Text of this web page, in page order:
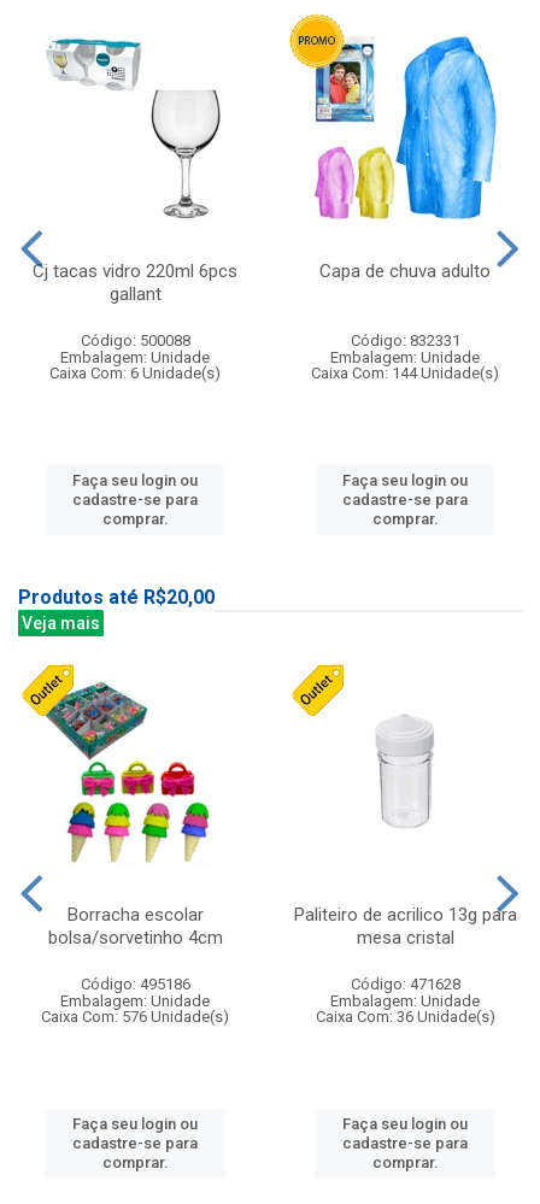
Cj tacas vidro 220ml 6pcs
gallant
Código: 500088
Embalagem: Unidade
Caixa Com: 6 Unidade(s)
Faça seu login ou
cadastre-se para
comprar.
Capa de chuva adulto
Código: 832331
Embalagem: Unidade
Caixa Com: 144 Unidade(s)
Faça seu login ou
cadastre-se para
comprar.
Produtos até R$20,00
Veja mais
Borracha escolar
bolsa/sorvetinho 4cm
Código: 495186
Embalagem: Unidade
Caixa Com: 576 Unidade(s)
Faça seu login ou
cadastre-se para
comprar.
Paliteiro de acrilico 13g para
mesa cristal
Código: 471628
Embalagem: Unidade
Caixa Com: 36 Unidade(s)
Faça seu login ou
cadastre-se para
comprar.